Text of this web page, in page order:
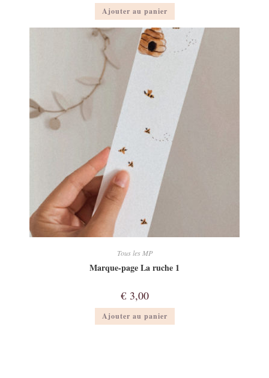
Ajouter au panier
Tous les MP
Marque-page La ruche 1
€3,00
Ajouter au panier